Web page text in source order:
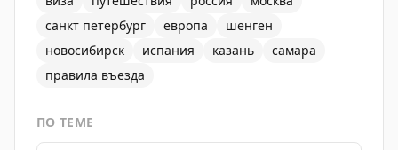
санкт петербург
европа
шенген
новосибирск
испания казань
самара
правила въезда
ПО ТЕМЕ